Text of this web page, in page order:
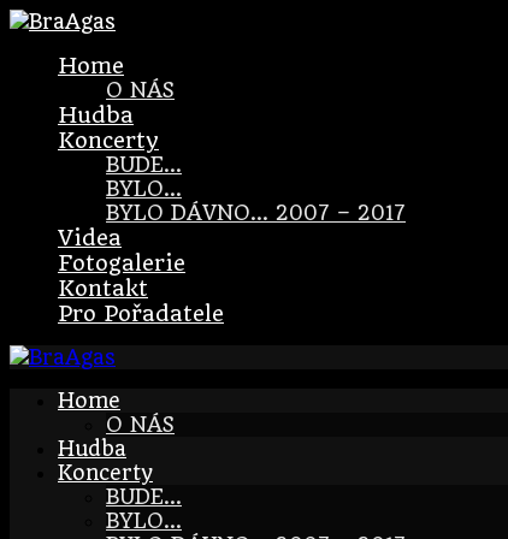
Home
O NÁS
Hudba
Koncerty
BUDE…
BYLO…
BYLO DÁVNO… 2007 – 2017
Videa
Fotogalerie
Kontakt
Pro Pořadatele
Home
O NÁS
Hudba
Koncerty
BUDE…
BYLO…